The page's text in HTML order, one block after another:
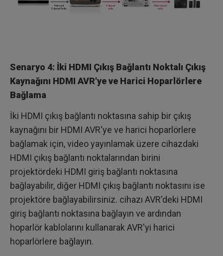
Senaryo 4: İki HDMI Çıkış Bağlantı Noktalı Çıkış
Kaynağını HDMI AVR'ye ve Harici Hoparlörlere
Bağlama
İki HDMI çıkış bağlantı noktasına sahip bir çıkış
kaynağını bir HDMI AVR'ye ve harici hoparlörlere
bağlamak için, video yayınlamak üzere cihazdaki
HDMI çıkış bağlantı noktalarından birini
projektördeki HDMI giriş bağlantı noktasına
bağlayabilir, diğer HDMI çıkış bağlantı noktasını ise
projektöre bağlayabilirsiniz. cihazı AVR'deki HDMI
giriş bağlantı noktasına bağlayın ve ardından
hoparlör kablolarını kullanarak AVR'yi harici
hoparlörlere bağlayın.